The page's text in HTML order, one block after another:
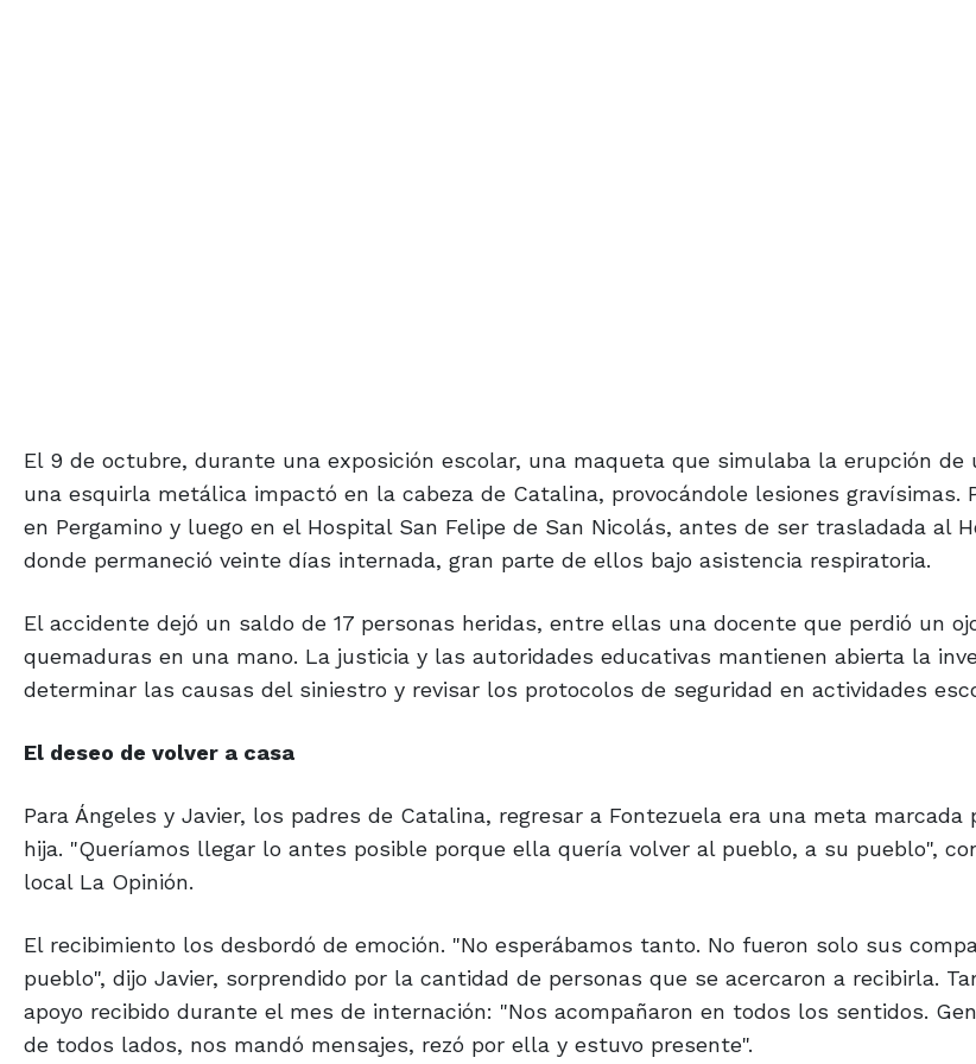
El 9 de octubre, durante una exposición escolar, una maqueta que simulaba la erupción de
una esquirla metálica impactó en la cabeza de Catalina, provocándole lesiones gravísimas.
en Pergamino y luego en el Hospital San Felipe de San Nicolás, antes de ser trasladada al
donde permaneció veinte días internada, gran parte de ellos bajo asistencia respiratoria.
El accidente dejó un saldo de 17 personas heridas, entre ellas una docente que perdió un
quemaduras en una mano. La justicia y las autoridades educativas mantienen abierta la
determinar las causas del siniestro y revisar los protocolos de seguridad en actividades
El deseo de volver a casa
Para Ángeles y Javier, los padres de Catalina, regresar a Fontezuela era una meta marcada
hija. "Queríamos llegar lo antes posible porque ella quería volver al pueblo, a su pueblo",
local La Opinión.
El recibimiento los desbordó de emoción. "No esperábamos tanto. No fueron solo sus
pueblo", dijo Javier, sorprendido por la cantidad de personas que se acercaron a recibirla.
apoyo recibido durante el mes de internación: "Nos acompañaron en todos los sentidos.
de todos lados, nos mandó mensajes, rezó por ella y estuvo presente".